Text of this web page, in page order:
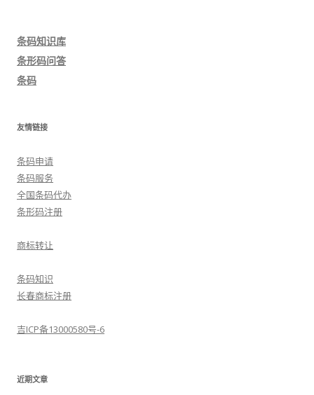
条码知识库
条形码问答
条码
友情链接
条码申请
条码服务
全国条码代办
条形码注册
商标转让
条码知识
长春商标注册
吉ICP备13000580号-6
近期文章